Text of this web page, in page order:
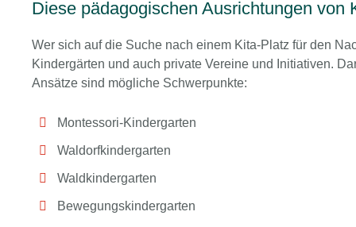
Diese pädagogischen Ausrichtungen von
Wer sich auf die Suche nach einem Kita-Platz für den
Kindergärten und auch private Vereine und Initiativen.
Ansätze sind mögliche Schwerpunkte:
Montessori-Kindergarten
Waldorfkindergarten
Waldkindergarten
Bewegungskindergarten